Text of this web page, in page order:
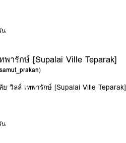
น
ารักษ์ [Supalai Ville Teparak]
)
วิลล์ เทพารักษ์ [Supalai Ville Teparak]
น